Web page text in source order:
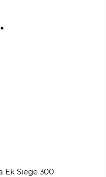
Ek Siege 300